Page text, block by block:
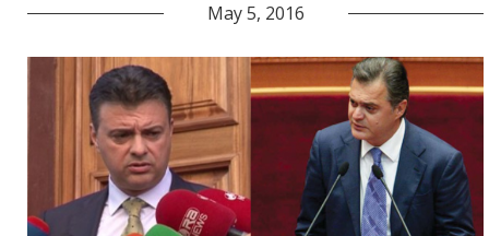
May 5, 2016